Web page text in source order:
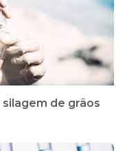
de grãos